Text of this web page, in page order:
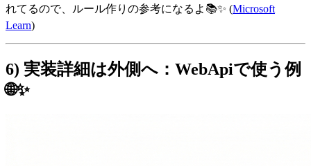
れてるので、ルール作りの参考になるよ📚✨ (Microsoft
Learn)
6) 実装詳細は外側へ：WebApiで使う例
🌐✨